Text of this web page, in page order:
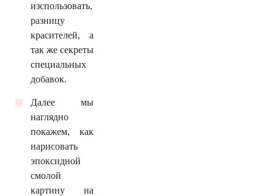
изспользовать,
разницу
красителей, а
так же секреты
специальных
добавок.
Далее мы
наглядно
покажем, как
нарисовать
эпоксидной
смолой
картину на